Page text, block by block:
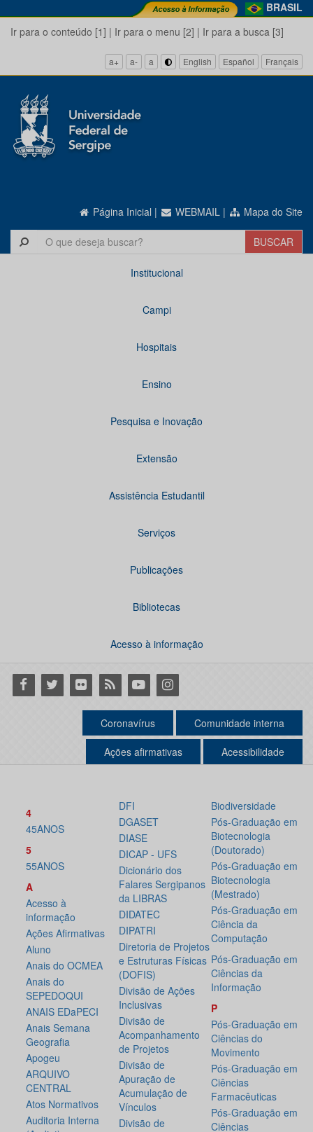
BRASIL
Ir para o conteúdo [1] | Ir para o menu [2] | Ir para a busca [3]
a+ a- a English Español Français
Página Inicial | WEBMAIL | Mapa do Site
Institucional
Campi
Hospitais
Ensino
Pesquisa e Inovação
Extensão
Assistência Estudantil
Serviços
Publicações
Bibliotecas
Acesso à informação
Facebook
Twitter Flickr RSS YoutubeInstagram
Coronavírus Comunidade interna
Ações afirmativas Acessibilidade
4
45ANOS
5
55ANOS
A
Acesso à
informação
Ações Afirmativas
Aluno
Anais do OCMEA
Anais do
SEPEDOQUI
ANAIS EDaPECI
Anais Semana
Geografia
Apogeu
ARQUIVO
CENTRAL
Atos Normativos
Auditoria Interna
DFI
DGASET
DIASE
DICAP - UFS
Dicionário dos
Falares Sergipanos
da LIBRAS
DIDATEC
DIPATRI
Diretoria de Projetos
e Estruturas Físicas
(DOFIS)
Divisão de Ações
Inclusivas
Divisão de
Acompanhamento
de Projetos
Divisão de
Apuração de
Acumulação de
Vínculos
Divisão de
Biodiversidade
Pós-Graduação em
Biotecnologia
(Doutorado)
Pós-Graduação em
Biotecnologia
(Mestrado)
Pós-Graduação em
Ciência da
Computação
Pós-Graduação em
Ciências da
Informação
P
Pós-Graduação em
Ciências do
Movimento
Pós-Graduação em
Ciências
Farmacêuticas
Pós-Graduação em
Ciências